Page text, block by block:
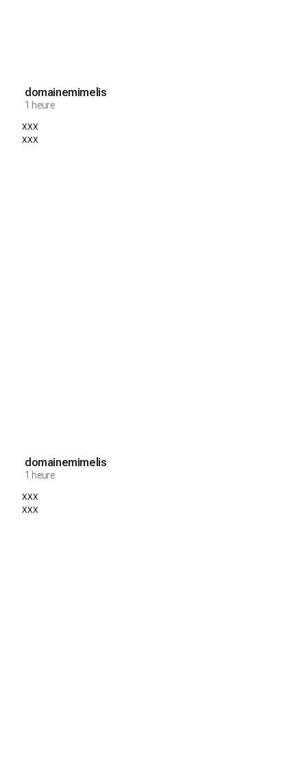
domainemimelis
1 heure
xxx
xxx
domainemimelis
1 heure
xxx
xxx